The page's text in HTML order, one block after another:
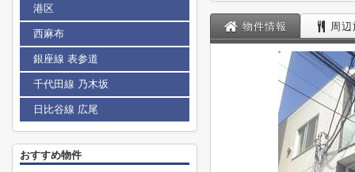
物件情報 周
港区
西麻布
銀座線 表参道
千代田線 乃木坂
日比谷線 広尾
おすすめ物件